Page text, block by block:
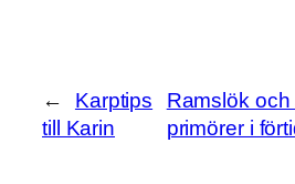
←
Karptips
till Karin
Ramslök
primörer i